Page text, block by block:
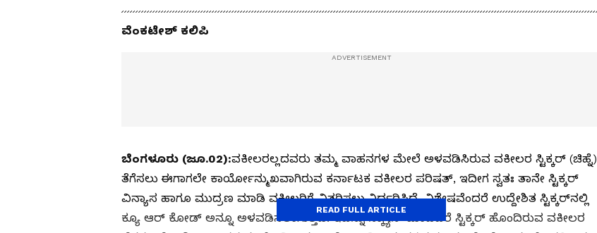
ವೆಂಕಟೇಶ್‌ ಕಲಿಪಿ
ಬೆಂಗಳೂರು (ಜೂ.02):ವಕೀಲರಲ್ಲದವರು ತಮ್ಮ ವಾಹನಗಳ ಮೇಲೆ ಅಳವಡಿಸಿರುವ ವಕೀಲರ ಸ್ಟಿಕ್ಕರ್‌ (ಚಿಹ್ನೆ)
ತೆಗೆಸಲು ಈಗಾಗಲೇ ಕಾರ್ಯೋನ್ಮುಖವಾಗಿರುವ ಕರ್ನಾಟಕ ವಕೀಲರ ಪರಿಷತ್‌, ಇದೀಗ ಸ್ವತಃ ತಾನೇ ಸ್ಟಿಕ್ಕರ್‌
ವಿನ್ಯಾಸ ಹಾಗೂ ಮುದ್ರಣ ಮಾಡಿ ವಕೀಲರಿಗೆ ವಿತರಿಸಲು ನಿರ್ಧರಿಸಿದೆ. ವಿಶೇಷವೆಂದರೆ ಉದ್ದೇಶಿತ ಸ್ಟಿಕ್ಕರ್‌ನಲ್ಲಿ
ಕ್ಯೂ ಆರ್‌ ಕೋಡ್‌ ಅನ್ನೂ ಅಳವಡಿಸಲಾಗುತ್ತದೆ. ಇದನ್ನು ಸ್ಕ್ಯಾನ್‌ ಮಾಡಿದರೆ ಸ್ಟಿಕ್ಕರ್‌ ಹೊಂದಿರುವ ವಕೀಲರ
READ FULL ARTICLE